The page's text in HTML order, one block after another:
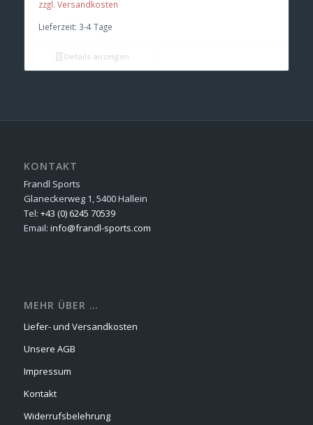
zzgl. Versandkosten
Lieferzeit: 3-4 Tage
Details anzeigen
KONTAKT
Frandl Sports
Glaneckerweg 1, 5400 Hallein
Tel: +43 (0) 6245 70539
Email: info@frandl-sports.com
MEHR ÜBER …
Liefer- und Versandkosten
Unsere AGB
Impressum
Kontakt
Widerrufsbelehrung